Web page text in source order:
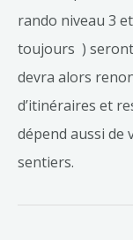
rando niveau 3
toujours ) seront
devra alors
d’itinéraires et
dépend aussi de
sentiers.